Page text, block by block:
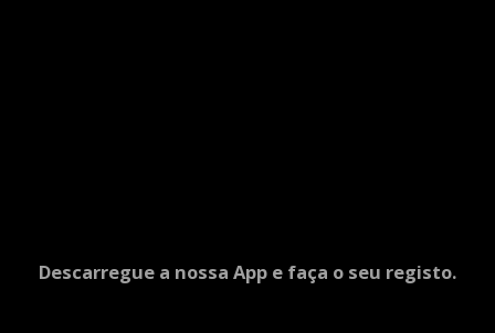
Descarregue a nossa App e faça o seu registo.